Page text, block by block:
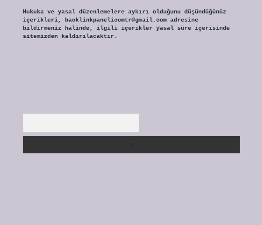
Hukuka ve yasal düzenlemelere aykırı olduğunu düşündüğünüz
içerikleri, backlinkpanelicomtr@gmail.comadresine
bildirmeniz halinde, ilgili içerikler yasal süre içerisinde
sitemizden kaldırılacaktır.